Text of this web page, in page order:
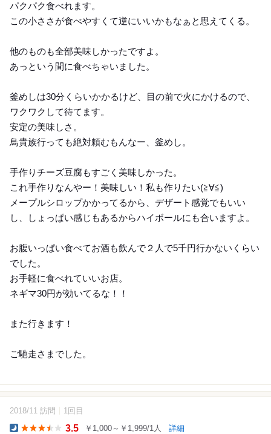
パクパク食べれます。
この小ささが食べやすくて逆にいいかもなぁと思えてくる。
他のものも全部美味しかったですよ。
あっという間に食べちゃいました。
釜めしは30分くらいかかるけど、目の前で火にかけるので、
ワクワクして待てます。
安定の美味しさ。
鳥貴族行っても絶対頼むもんなー、釜めし。
手作りチーズ豆腐もすごく美味しかった。
これ手作りなんやー！美味しい！私も作りたい(≧∀≦)
メープルシロップかかってるから、デザート感覚でもいい
し、しょっぱい感じもあるからハイボールにも合いますよ。
お腹いっぱい食べてお酒も飲んで２人で5千円行かないくらい
でした。
お手軽に食べれていいお店。
ネギマ30円が効いてるな！！
また行きます！
ご馳走さまでした。
12
2018/11 訪問 1回目
3.5 ￥1,000～￥1,999/1人 詳細